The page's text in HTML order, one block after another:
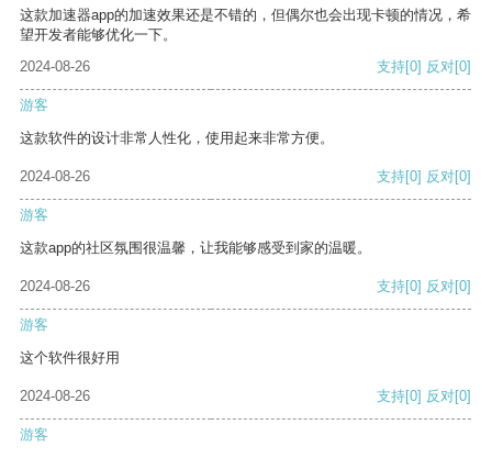
这款加速器app的加速效果还是不错的，但偶尔也会出现卡顿的情况，希
望开发者能够优化一下。
2024-08-26
支持[0] 反对[0]
游客
这款软件的设计非常人性化，使用起来非常方便。
2024-08-26 支持[0] 反对[0]
游客
这款app的社区氛围很温馨，让我能够感受到家的温暖。
2024-08-26 支持[0] 反对[0]
游客
这个软件很好用
2024-08-26 支持[0] 反对[0]
游客